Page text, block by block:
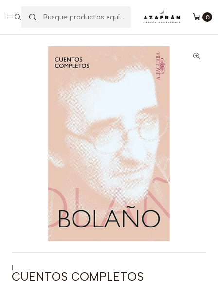
0
Literatura Chilena
Cuentos Completos
|
CUENTOS COMPLETOS